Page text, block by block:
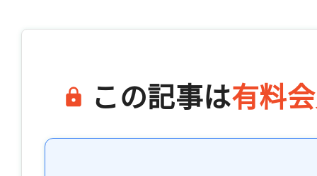
この記事は有料